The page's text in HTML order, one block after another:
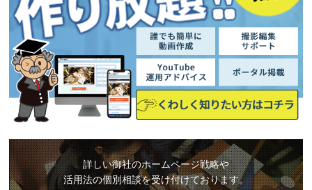
詳しい御社のホームページ戦略や
活用法の個別相談を受け付けております。